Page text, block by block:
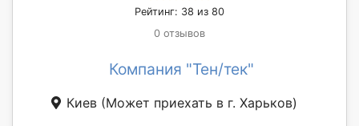
Рейтинг: 38 из 80
0 отзывов
Компания "Тен/тек"
Киев (Может приехать в г. Харьков)